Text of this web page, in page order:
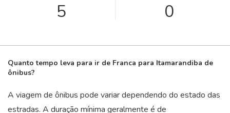
5 0
Quanto tempo leva para ir de Franca para Itamarandiba de
ônibus?
A viagem de ônibus pode variar dependendo do estado das
estradas. A duração mínima geralmente é de